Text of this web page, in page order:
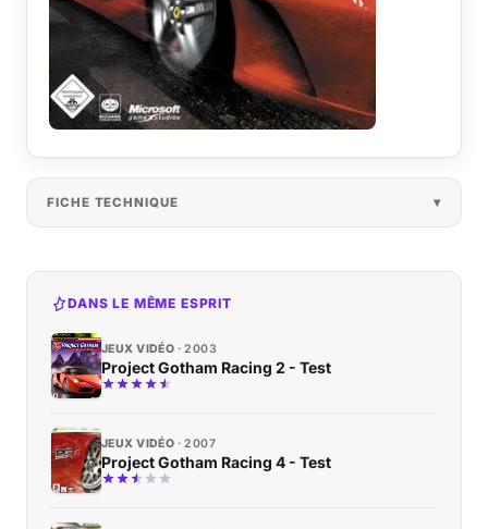
FICHE TECHNIQUE
DANS LE MÊME ESPRIT
JEUX VIDÉO 2003
Project Gotham Racing 2 - Test
JEUX VIDÉO 2007
Project Gotham Racing 4 - Test